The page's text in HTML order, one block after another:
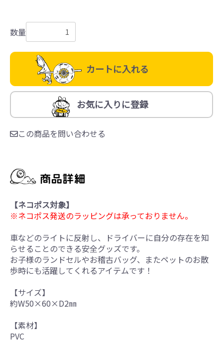
数量
カートに入れる
お気に入りに登録
この商品を問い合わせる
【ネコポス対象】
※ネコポス発送のラッピングは承っておりません。
車などのライトに反射し、ドライバーに自分の存在を知
らせることのできる安全グッズです。
お子様のランドセルやお稽古バッグ、またペットのお散
歩時にも活躍してくれるアイテムです！
【サイズ】
約W50×60×D2㎜
【素材】
PVC